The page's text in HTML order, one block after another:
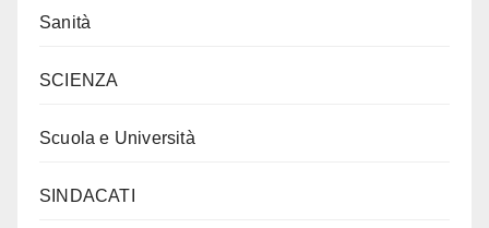
Sanità
SCIENZA
Scuola e Università
SINDACATI